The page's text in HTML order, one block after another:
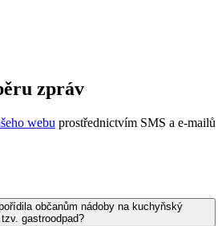
zpráv
webu prostřednictvím SMS a e-mailů
občanům nádoby na kuchyňský
tzv. gastroodpad?